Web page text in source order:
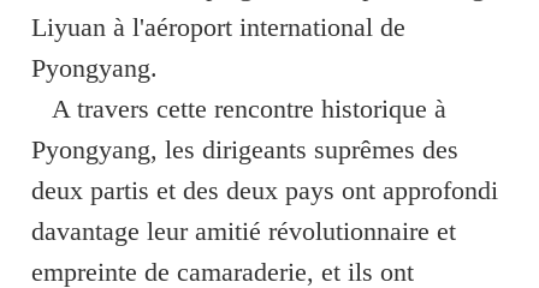
Liyuan à l'aéroport international de
Pyongyang.
A travers cette rencontre historique à
Pyongyang, les dirigeants suprêmes des
deux partis et des deux pays ont approfondi
davantage leur amitié révolutionnaire et
empreinte de camaraderie, et ils ont